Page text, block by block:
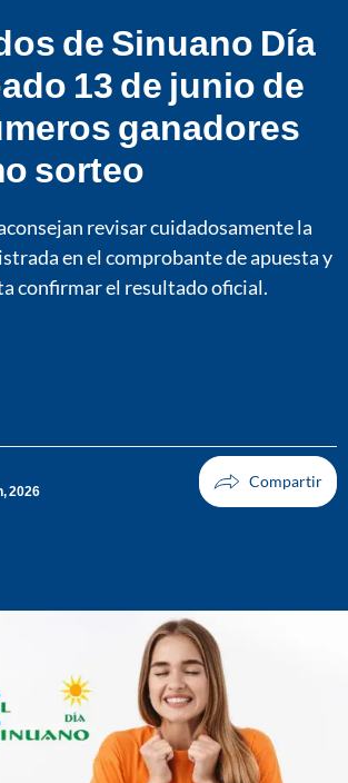
de Sinuano Día
13 de junio de
ganadores
sorteo
revisar cuidadosamente la
en el comprobante de apuesta y
confirmar el resultado oficial.
2026